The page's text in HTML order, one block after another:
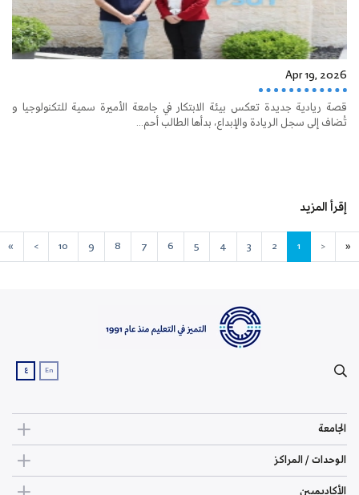
Apr 19, 2026
قصة ريادية جديدة تعكس بيئة الابتكار في جامعة الأميرة سمية للتكنولوجيا و
تُضاف إلى سجل الريادة والإبداع، بدأها الطالب أحم...
إقرأ المزيد
«
<
1
2
3
4
5
6
7
8
9
10
>
»
En ع
الجامعة
الوحدات / المراكز
الأكاديميين